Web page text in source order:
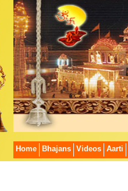
Home Bhajans Videos Aarti